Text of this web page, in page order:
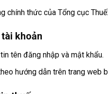
chính thức của Tổng cục Thuế:
khoản
tên đăng nhập và mật khẩu.
hướng dẫn trên trang web